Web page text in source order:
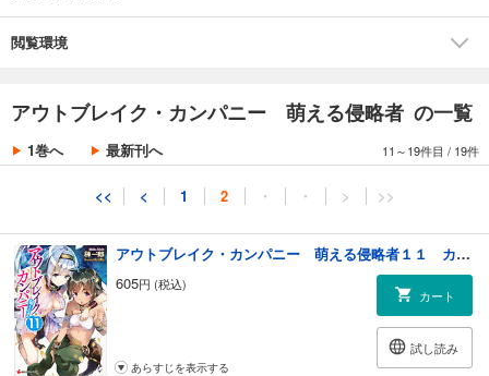
閲覧環境
アウトブレイク・カンパニー 萌える侵略者 の一覧
1巻へ 最新刊へ 11～19件目 / 19件
<< < 1 2 ・ ・ > >>
試し読み
アウトブレイク・カンパニー 萌える侵略者１０
550 円 (税込)
アウトブレイク・カンパニー 萌える侵略者１１ カラーイラスト増量版
605円 (税込)
カート
試し読み
あらすじを表示する